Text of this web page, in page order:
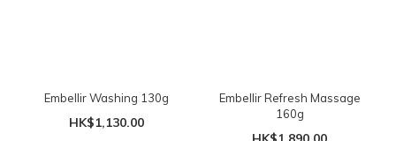
Embellir Washing 130g
HK$1,130.00
Embellir Refresh Massage
160g